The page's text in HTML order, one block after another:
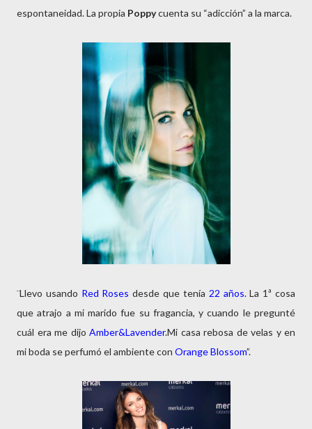
espontaneidad. La propia Poppycuenta su “adicción” a la marca.
¨Llevo usando Red Roses desde que tenía 22 años. La 1ª cosa
que atrajo a mi marido fue su fragancia, y cuando le pregunté
cuál era me dijo Amber&Lavender.Mi casa rebosa de velas y en
mi boda se perfumó el ambiente con Orange Blossom”.